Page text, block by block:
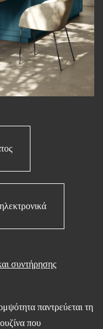
συντήρησης
παντρεύεται τη
που